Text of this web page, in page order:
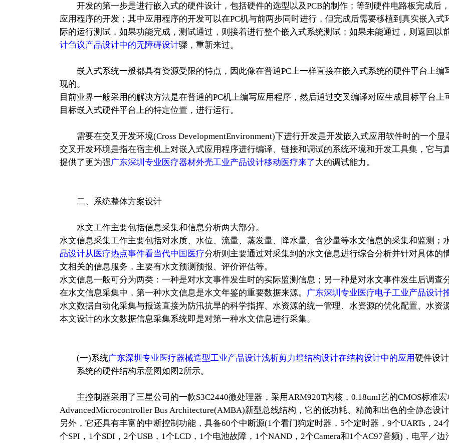
开发的第一步是进行嵌入式的硬件设计，包括硬件的选型以及PCB的制作；等到硬件电路板完成后
应用程序的开发；其中应用程序的开发可以在PC机与前两步同时进行，但完成后需要移植到真实嵌入
际的运行测试，如果功能完成，测试通过，则接着进行整个嵌入式系统测试；如果未能通过，则返回以
计刍议产品设计中的无障碍设计骤，重新来过。
嵌入式系统一般都具有资源受限的特点，因此像在普通PC上一样直接在嵌入式系统的硬件平台上编
现的。
目前业界一般采用的解决方法是在普通的PC机上编写应用程序，然后通过交叉编译对应生成目标平台
目标嵌入式硬件平台上的特定位置，进行运行。
需要在交叉开发环境(Cross DevelopmentEnvironment)下进行开发是开发嵌入式应用软件时的一个显
交叉开发环境是指在宿主机上对嵌入式应用程序进行编译、链接和调试的系统环境和开发工具集，它与
提供了更为强广东深圳专业医疗器材外壳工业产品设计移动医疗来了大的调试能力。
二、系统整体方案设计
水文工作主要包括信息采集和信息分析两大部分。
水文信息采集工作主要包括对水质、水位、流量、蒸发量、降水量、含沙量等水文信息的采集和监测；
品设计从医疗热点事件看当代中国医疗分析则主要通过对采集到的水文信息进行综合分析并针对具体的
文相关的信息服务，主要有水文预测预报、评价评估等。
水文信息一般可分为两类：一种是对水文事件发生时的实际监测信息；另一种是对水文事件发生后调查
在水文信息采集中，第一种水文信息是水文年鉴的重要数据来源。
广东深圳专业医疗电子工业产品设计
水文数据自动化采集与报送直接为防汛抗旱的科学指挥、水资源的统一管理、水资源的优化配置、水资
本文设计的水文数据信息采集系统即是对第一种水文信息进行采集。
(一)系统广东深圳专业医疗器械造型工业产品设计浅析剪力墙结构设计在结构设计中的应用硬件设计
系统的硬件结构示意图如图2所示。
主控制器采用了三星公司的一款S3C2440微处理器，采用ARM920T内核，0.18umI艺的CMOS标准
AdvancedMicrocontroller Bus Architecture(AMBA)新型总线结构，它的低功耗、精简和出色的全静态设
另外，它还具有丰富的中断控制功能，具备60个中断源(1个看门狗定时器，5个定时器，9个UARTs，
个SPI，1个SDI，2个USB，1个LCD，1个电池故障，1个NAND，2个Camera和1个AC97音频)，电平／